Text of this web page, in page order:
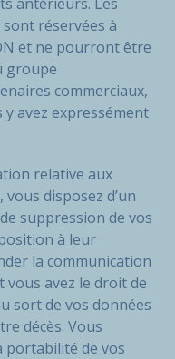
réservées à
et ne pourront être
groupe
commerciaux,
y avez expressément
relative aux
disposez d’un
suppression de vos
à leur
la communication
vous avez le droit de
sort de vos données
décès. Vous
portabilité de vos